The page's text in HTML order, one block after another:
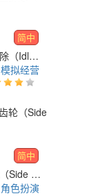
简中
放置拆除（Idle Demolishing）
模拟经营
简中
侧齿轮（Side Gear）
角色扮演